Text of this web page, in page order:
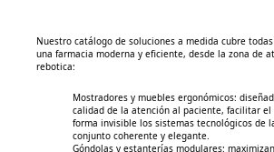
Nuestro catálogo de soluciones a medida cubre
una farmacia moderna y eficiente, desde la zona de
rebotica:
Mostradores y muebles ergonómicos:
calidad de la atención al paciente, facilitar
forma invisible los sistemas tecnológicos de
conjunto coherente y elegante.
Góndolas y estanterías modulares: